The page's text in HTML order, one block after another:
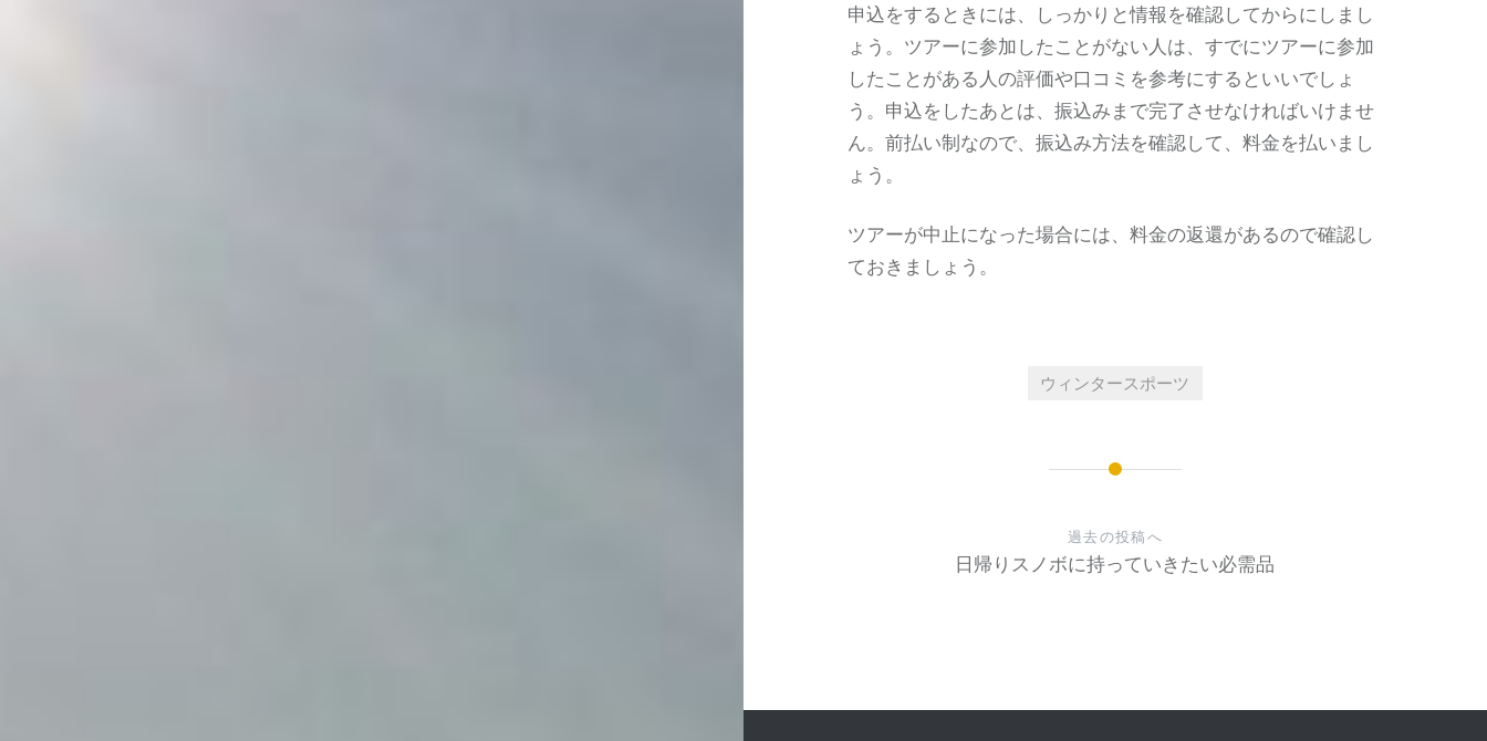
申込をするときには、しっかりと情報を確認してからにしまし
ょう。ツアーに参加したことがない人は、すでにツアーに参加
したことがある人の評価や口コミを参考にするといいでしょ
う。申込をしたあとは、振込みまで完了させなければいけませ
ん。前払い制なので、振込み方法を確認して、料金を払いまし
ょう。
ツアーが中止になった場合には、料金の返還があるので確認し
ておきましょう。
ウィンタースポーツ
シ
過去の投稿へ
日帰りスノボに持っていきたい必需品